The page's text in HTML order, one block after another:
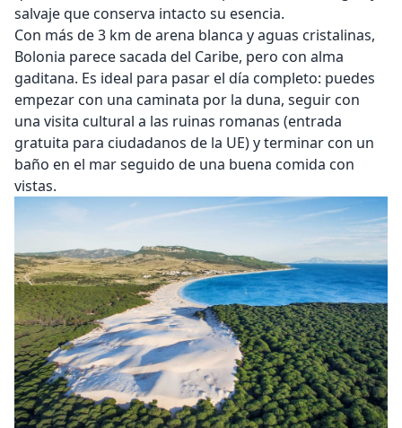
salvaje que conserva intacto su esencia.
Con más de 3 km de arena blanca y aguas cristalinas,
Bolonia parece sacada del Caribe, pero con alma
gaditana. Es ideal para pasar el día completo: puedes
empezar con una caminata por la duna, seguir con
una visita cultural a las ruinas romanas (entrada
gratuita para ciudadanos de la UE) y terminar con un
baño en el mar seguido de una buena comida con
vistas.